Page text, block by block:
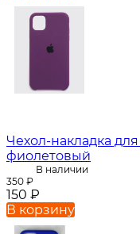
Чехол-накладка
фиолетовый
В наличии
350 ₽
150 ₽
В корзину